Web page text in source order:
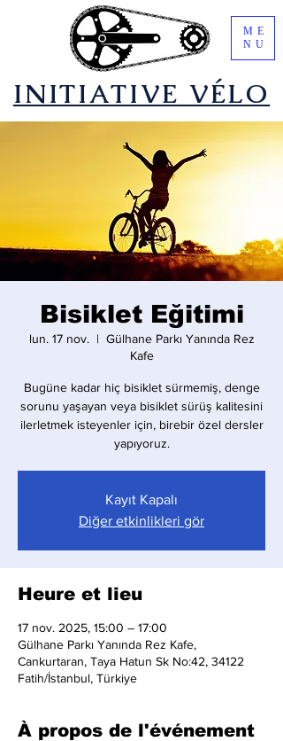
​INITIATIVE VÉLO
ME
NU
Bisiklet Eğitimi
lun. 17 nov.
  |
Gülhane Parkı Yanında Rez
Kafe
Bugüne kadar hiç bisiklet sürmemiş, denge
sorunu yaşayan veya bisiklet sürüş kalitesini
ilerletmek isteyenler için, birebir özel dersler
yapıyoruz.
Kayıt Kapalı
Diğer etkinlikleri gör
Heure et lieu
17 nov. 2025, 15:00 – 17:00
Gülhane Parkı Yanında Rez Kafe,
Cankurtaran, Taya Hatun Sk No:42, 34122
Fatih/İstanbul, Türkiye
À propos de l'événement